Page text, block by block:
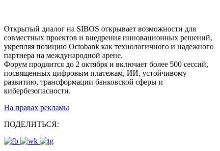
Открытый диалог на SIBOS открывает возможности для
совместных проектов и внедрения инновационных решений,
укрепляя позицию Octobank как технологичного и надежного
партнера на международной арене.
Форум продлится до 2 октября и включает более 500 сессий,
посвященных цифровым платежам, ИИ, устойчивому
развитию, трансформации банковской сферы и
кибербезопасности.
На правах рекламы
ПОДЕЛИТЬСЯ: